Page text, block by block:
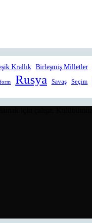
Krallık Birleşmiş Milletler
Rusya Savaş Seçim